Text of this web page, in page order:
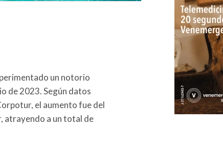
un notorio
de 2023. Según datos
el aumento fue del
atrayendo a un total de